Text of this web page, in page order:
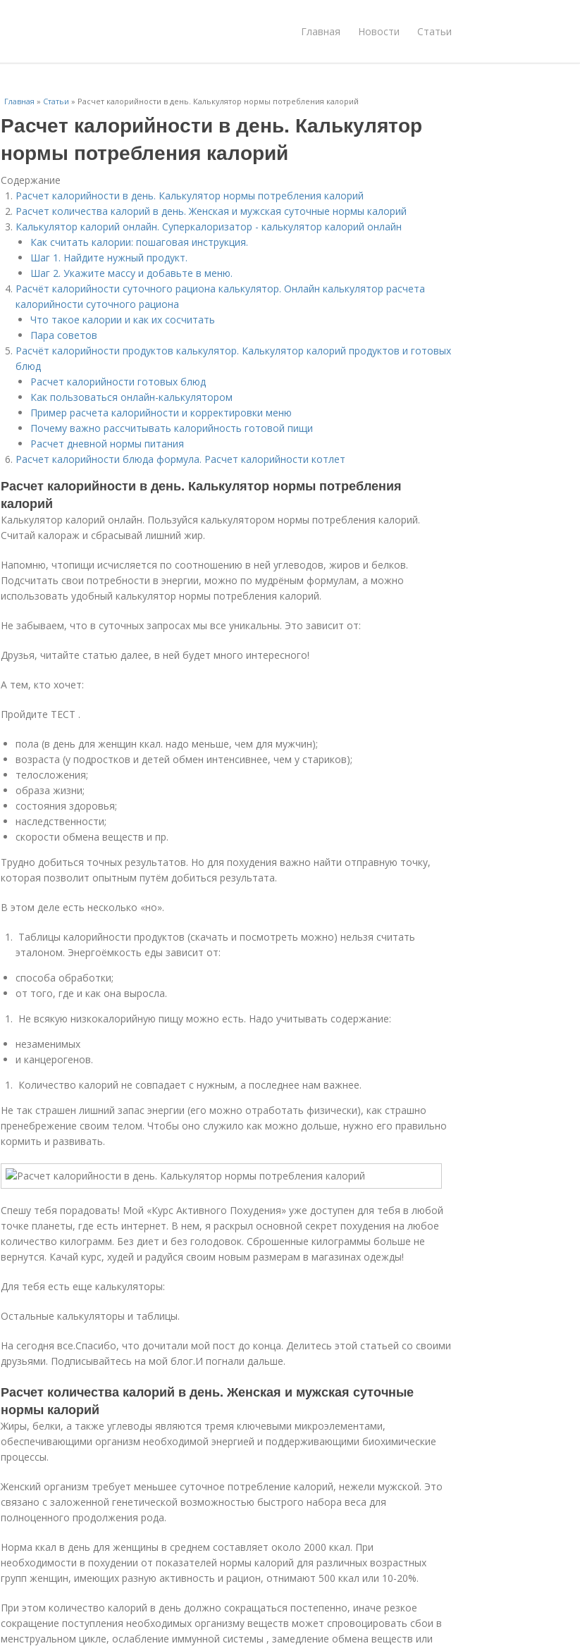
Главная Новости Статьи
Главная » Статьи » Расчет калорийности в день. Калькулятор нормы потребления калорий
Расчет калорийности в день. Калькулятор
нормы потребления калорий
Содержание
Расчет калорийности в день. Калькулятор нормы потребления калорий
Расчет количества калорий в день. Женская и мужская суточные нормы калорий
Калькулятор калорий онлайн. Суперкалоризатор - калькулятор калорий онлайн
Как считать калории: пошаговая инструкция.
Шаг 1. Найдите нужный продукт.
Шаг 2. Укажите массу и добавьте в меню.
Расчёт калорийности суточного рациона калькулятор. Онлайн калькулятор расчета
калорийности суточного рациона
Что такое калории и как их сосчитать
Пара советов
Расчёт калорийности продуктов калькулятор. Калькулятор калорий продуктов и готовых
блюд
Расчет калорийности готовых блюд
Как пользоваться онлайн-калькулятором
Пример расчета калорийности и корректировки меню
Почему важно рассчитывать калорийность готовой пищи
Расчет дневной нормы питания
Расчет калорийности блюда формула. Расчет калорийности котлет
Расчет калорийности в день. Калькулятор нормы потребления
калорий
Калькулятор калорий онлайн. Пользуйся калькулятором нормы потребления калорий.
Считай калораж и сбрасывай лишний жир.
Напомню, чтопищи исчисляется по соотношению в ней углеводов, жиров и белков.
Подсчитать свои потребности в энергии, можно по мудрёным формулам, а можно
использовать удобный калькулятор нормы потребления калорий.
Не забываем, что в суточных запросах мы все уникальны. Это зависит от:
Друзья, читайте статью далее, в ней будет много интересного!
А тем, кто хочет:
Пройдите ТЕСТ .
пола (в день для женщин ккал. надо меньше, чем для мужчин);
возраста (у подростков и детей обмен интенсивнее, чем у стариков);
телосложения;
образа жизни;
состояния здоровья;
наследственности;
скорости обмена веществ и пр.
Трудно добиться точных результатов. Но для похудения важно найти отправную точку,
которая позволит опытным путём добиться результата.
В этом деле есть несколько «но».
Таблицы калорийности продуктов (скачать и посмотреть можно) нельзя считать
эталоном. Энергоёмкость еды зависит от:
способа обработки;
от того, где и как она выросла.
Не всякую низкокалорийную пищу можно есть. Надо учитывать содержание:
незаменимых
и канцерогенов.
Количество калорий не совпадает с нужным, а последнее нам важнее.
Не так страшен лишний запас энергии (его можно отработать физически), как страшно
пренебрежение своим телом. Чтобы оно служило как можно дольше, нужно его правильно
кормить и развивать.
Спешу тебя порадовать! Мой «Курс Активного Похудения» уже доступен для тебя в любой
точке планеты, где есть интернет. В нем, я раскрыл основной секрет похудения на любое
количество килограмм. Без диет и без голодовок. Сброшенные килограммы больше не
вернутся. Качай курс, худей и радуйся своим новым размерам в магазинах одежды!
Для тебя есть еще калькуляторы:
Остальные калькуляторы и таблицы.
На сегодня все.Спасибо, что дочитали мой пост до конца. Делитесь этой статьей со своими
друзьями. Подписывайтесь на мой блог.И погнали дальше.
Расчет количества калорий в день. Женская и мужская суточные
нормы калорий
Жиры, белки, а также углеводы являются тремя ключевыми микроэлементами,
обеспечивающими организм необходимой энергией и поддерживающими биохимические
процессы.
Женский организм требует меньшее суточное потребление калорий, нежели мужской. Это
связано с заложенной генетической возможностью быстрого набора веса для
полноценного продолжения рода.
Норма ккал в день для женщины в среднем составляет около 2000 ккал. При
необходимости в похудении от показателей нормы калорий для различных возрастных
групп женщин, имеющих разную активность и рацион, отнимают 500 ккал или 10-20%.
При этом количество калорий в день должно сокращаться постепенно, иначе резкое
сокращение поступления необходимых организму веществ может спровоцировать сбои в
менструальном цикле, ослабление иммунной системы , замедление обмена веществ или